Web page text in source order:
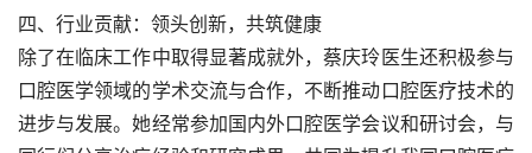
四、行业贡献：领头创新，共筑健康
除了在临床工作中取得显著成就外，蔡庆玲医生还积极参与
口腔医学领域的学术交流与合作，不断推动口腔医疗技术的
进步与发展。她经常参加国内外口腔医学会议和研讨会，与